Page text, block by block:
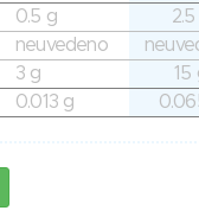
0.5 g
2.5
neuvedeno
3 g
15
0.013 g